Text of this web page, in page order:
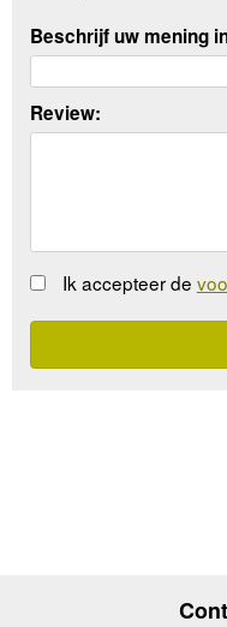
Beschrijf uw mening
Review:
Ik accepteer de